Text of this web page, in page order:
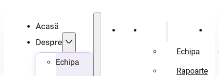
Acasă
Despre
Echipa
Acasă
Echipa
Rapoarte